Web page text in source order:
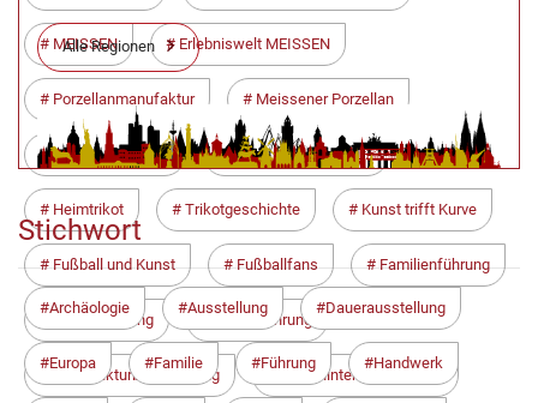
MEISSEN Erlebniswelt MEISSEN
Porzellanmanufaktur Meissener Porzellan
Dynamo Dresden SG Dynamo Dresden
Heimtrikot Trikotgeschichte Kunst trifft Kurve
Fußball und Kunst Fußballfans Familienführung
Sonderführung Werksführung
Manufakturbesichtigung Blick hinter die Kulissen
Alle Regionen
Stichwort
Archäologie Ausstellung Dauerausstellung
Europa Familie Führung Handwerk